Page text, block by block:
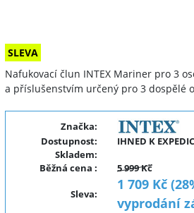
SLEVA
Nafukovací člun INTEX Mariner pro 3
a příslušenstvím určený pro 3 dospělé
Značka:
Dostupnost:
IHNED K
Skladem:
Běžná cena : 5 999 Kč
Sleva:
1 709 Kč
vyprodání